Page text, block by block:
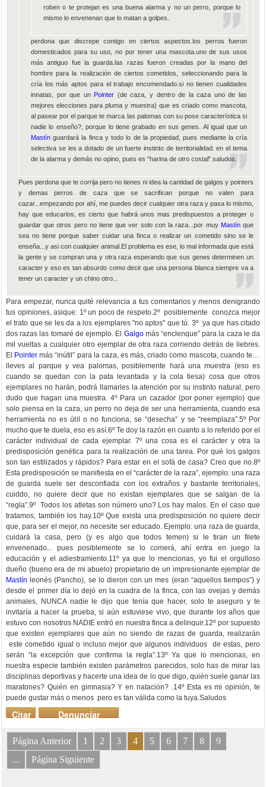
roben o te protejan es una buena alarma y no un perro, porque lo
mismo lo envenenan que lo matan a golpes.
perdona que discrepe contigo en ciertos aspectos.los perros fueron
domesticados para su uso, no por tener una mascota.uno de sus usos
más antiguo fue la guarda.las razas fueron creadas por la mano del
hombre para la realización de ciertos cometidos, seleccionando para la
cría los más aptos para el trabajo encomendado.si no tienen cualidades
innatas, por que un Pointer (de caza, y dentro de la caza uno de las
mejores elecciones para pluma y muestra) que es criado como mascota,
al pasear por el parque te marca las palomas con su pose característica si
nadie lo enseño?, porque lo tiene grabado en sus genes. Al igual que un
Mastín guardará la finca y todo lo de la propiedad, pues mediante la cría
selectiva se les a dotado de un fuerte instinto de territorialidad. en el tema
de la alarma y demás no opino, pues es "harina de otro costal".saludos.
Pues perdona que te corrija pero no tienes ni idea la cantidad de galgos y pointers
y demas perros de caza que se sacrifican porque no valen para
cazar...empezando por ahí, me puedes decir cualquier otra raza y pasa lo mismo,
hay que educarlos, es cierto que habrá unos mas predispuestos a proteger o
guardar que otros pero no tiene que ver solo con la raza...por muy Mastínque
sea no tiene porque saber cuidar una finca o realizar un cometido sino se le
enseña...y asi con cualquier animal.El problema es ese, lo mal informada que está
la gente y se compran una y otra raza esperando que sus genes determinen un
caracter y eso es tan absurdo como decir que una persona blanca siempre va a
tener un caracter y un chino otro...
Para empezar, nunca quité relevancia a tus comentarios y menos denigrando
tus opiniones, asique: 1º un poco de respeto.2º posiblemente conozca mejor
el trato que se les da a los ejemplares "no aptos" que tú. 3º ya que has citado
dos razas las tomaré de ejemplo. El Galgomás “enclenque” para la caza le da
mil vueltas a cualquier otro ejemplar de otra raza corriendo detrás de liebres.
El Pointer más “inútil” para la caza, es más, criado como mascota, cuando te lo
lleves al parque y vea palomas, posiblemente hará una muestra (eso es
cuando se quedan con la pata levantada y la cola tiesa) cosa que otros
ejemplares no harán, podrá llamarles la atención por su instinto natural, pero
dudo que hagan una muestra. 4º Para un cazador (por poner ejemplo) que
solo piensa en la caza, un perro no deja de ser una herramienta, cuando esa
herramienta no es útil o no funciona, se “desecha” y se “reemplaza”.5º Por
mucho que te duela, eso es así.6º Te doy la razón en cuanto a lo referido por el
carácter individual de cada ejemplar. 7º una cosa es el carácter y otra la
predisposición genética para la realización de una tarea. Por qué los galgos
son tan estilizados y rápidos? Para estar en el sofá de casa? Creo que no.8º
Esta predisposición se manifiesta en el “carácter de la raza”, ejemplo: una raza
de guarda suele ser desconfiada con los extraños y bastante territoriales,
cuiddo, no quiere decir que no existan ejemplares que se salgan de la
“regla”.9º Todos los atletas son número uno? Los hay malos. En el caso que
tratamos, también los hay.10º Que exista una predisposición no quiere decir
que, para ser el mejor, no necesite ser educado. Ejemplo: una raza de guarda,
cuidará la casa, pero (y es algo que todos temen) si le tiran un filete
envenenado... pues posiblemente se lo comerá, ahí entra en juego la
educación y el adiestramiento.11º ya que lo mencionas, yo fui el orgulloso
dueño (bueno era de mi abuelo) propietario de un impresionante ejemplar de
Mastín leonés (Pancho), se lo dieron con un mes (eran “aquellos tiempos”) y
desde el primer día lo dejó en la cuadra de la finca, con las ovejas y demás
animales, NUNCA nadie le dijo que tenía que hacer, solo te aseguro y te
invitaría a hacer la prueba, si aún estuviese vivo, que durante los años que
estuvo con nosotros NADIE entró en nuestra finca a delinquir.12º por supuesto
que existen ejemplares que aún no siendo de razas de guarda, realizarán
este cometido igual o incluso mejor que algunos individuos de estas, pero
serán “la excepción que confirma la regla”.13º Ya que lo mencionas, en
nuestra especie también existen parámetros parecidos, solo has de mirar las
disciplinas deportivas y hacerte una idea de lo que digo, quién suele ganar las
maratones? Quién en gimnasia? Y en natación? .14º Esta es mi opinión, te
puede gustar más o menos pero es tan válida como la tuya.Saludos
Denunciar
mensaje
Citar
Página Anterior 1 2 3 4 5 6 7 8
9
...
Página Siguiente